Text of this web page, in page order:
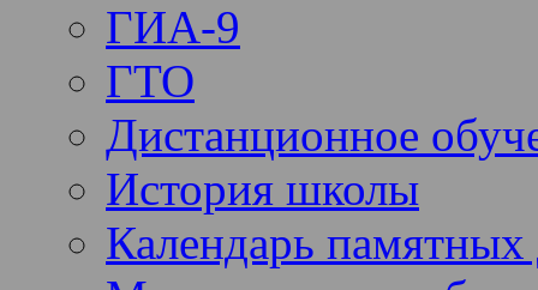
ГИА-9
ГТО
Дистанционное
История школы
Календарь памятных